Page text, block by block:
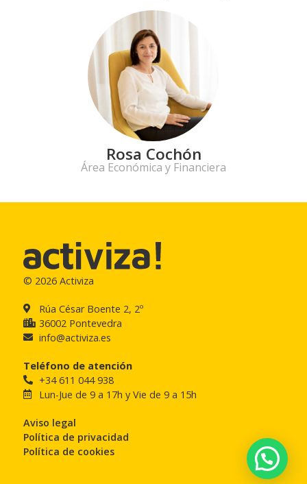
Rosa Cochón
Área Económica y Financiera
© 2026 Activiza
Rúa César Boente 2, 2º
36002 Pontevedra
info@activiza.es
Teléfono de atención
+34 611 044 938
Lun-Jue de 9 a 17h y Vie de 9 a 15h
Aviso legal
Política de privacidad
Política de cookies